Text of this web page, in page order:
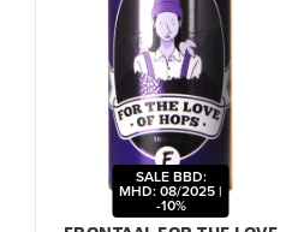
SALE BBD:
MHD: 08/2025 |
-10%